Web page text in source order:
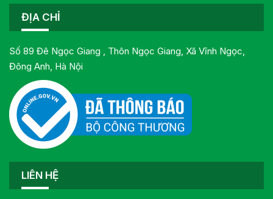
ĐỊA CHỈ
Số 89 Đê Ngọc Giang , Thôn Ngọc Giang, Xã Vĩnh Ngọc,
Đông Anh, Hà Nội
LIÊN HỆ